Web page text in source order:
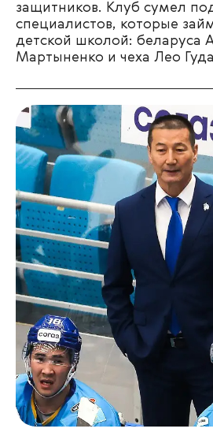
защитников. Клуб сумел
специалистов, которые
детской школой: беларуса
Мартыненко и чеха Лео